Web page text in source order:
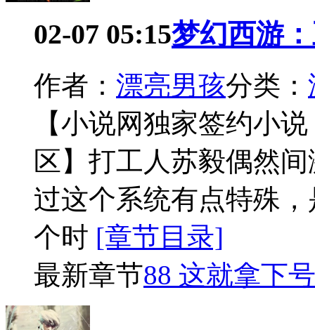
02-07 05:15梦幻西游
作者： 漂亮男孩分类：
【小说网独家签约小
区】打工人苏毅偶然
过这个系统有点特殊
个时 [章节目录]
最新章节88 这就拿下